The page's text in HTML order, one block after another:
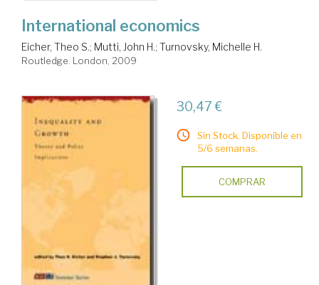
International economics
Eicher, Theo S.; Mutti, John H.; Turnovsky, Michelle H.
Routledge. London, 2009
30,47 €
Sin Stock. Disponible en
5/6 semanas.
COMPRAR